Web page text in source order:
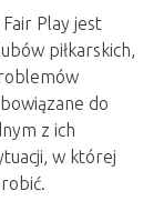
Play jest
piłkarskich,
do
z ich
w której